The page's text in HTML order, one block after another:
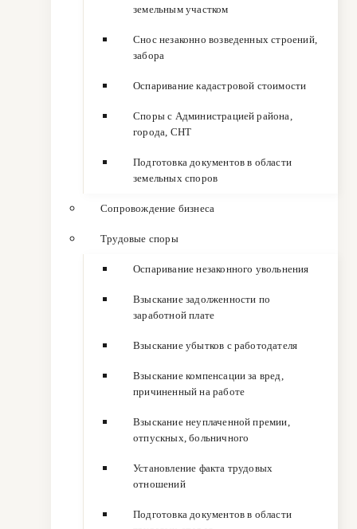
земельным участком
Снос незаконно возведенных строений,
забора
Оспаривание кадастровой стоимости
Споры с Администрацией района,
города, СНТ
Подготовка документов в области
земельных споров
Сопровождение бизнеса
Трудовые споры
Оспаривание незаконного увольнения
Взыскание задолженности по
заработной плате
Взыскание убытков с работодателя
Взыскание компенсации за вред,
причиненный на работе
Взыскание неуплаченной премии,
отпускных, больничного
Установление факта трудовых
отношений
Подготовка документов в области